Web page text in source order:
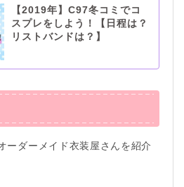
【2019年】C97冬コミでコ
スプレをしよう！【日程は？
リストバンドは？】
ーダーメイド衣装屋さんを紹介